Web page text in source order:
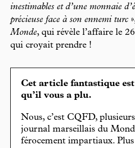
inestimables et d’une monnaie
précieuse face à son ennemi turc
Monde, qui révèle l’affaire le
qui croyait prendre !
Cet article fantastique
qu’il vous a plu.
Nous, c’est CQFD,
journal marseillais du
férocement impartiaux.